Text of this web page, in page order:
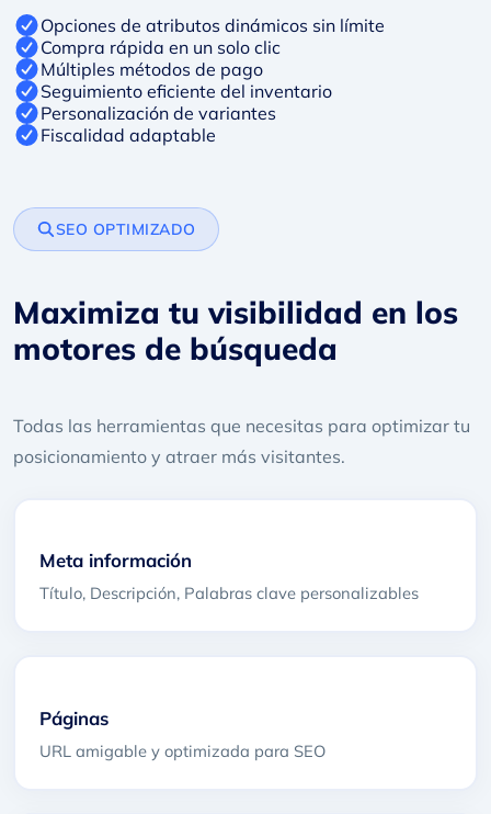
Opciones de atributos dinámicos sin límite
Compra rápida en un solo clic
Múltiples métodos de pago
Seguimiento eficiente del inventario
Personalización de variantes
Fiscalidad adaptable
SEO OPTIMIZADO
Maximiza tu visibilidad en los
motores de búsqueda
Todas las herramientas que necesitas para optimizar tu
posicionamiento y atraer más visitantes.
Meta información
Título, Descripción, Palabras clave personalizables
Páginas
URL amigable y optimizada para SEO